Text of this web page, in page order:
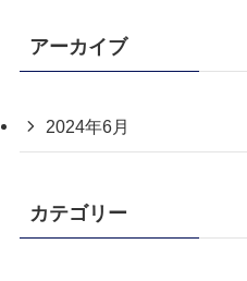
アーカイブ
2024年6月
カテゴリー